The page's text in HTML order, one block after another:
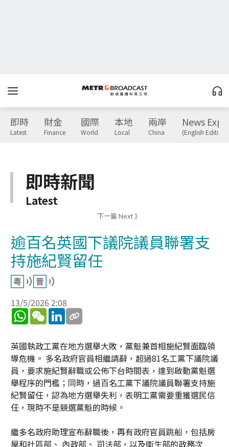
即時
Latest
財金
Finance
國際
World
本地
Local
兩岸
China
News
(English Edition)
即時新聞
Latest
下一篇 Next 》
逾百名英國下議院議員聯署支
持施紀賢留任
13/5/2026 2:08
WhatsApp
WeChatLinkedIn
英國執政工黨在地方選舉大敗，黨魁兼首相施紀賢面臨領
導危機。 多名政府官員相繼請辭，超過81名工黨下議院議
員，要求施紀賢辭職或公佈下台時間表，達到啟動黨魁選
舉程序的門檻；同時，過百名工黨下議院議員聯署支持施
紀賢留任，認為地方選舉失利，表明工黨需要重獲選民信
任，現時不是競選黨魁的時候。
繼多名政府助理宣布辭職後，再有政府官員跳船，包括房
屋和社區部、 內政部、 司法部，以及衞生部的政務次